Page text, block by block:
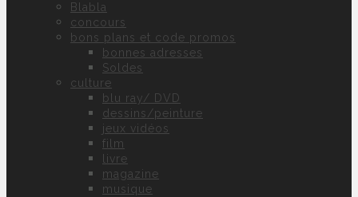
Blabla
concours
bons plans et code promos
bonnes adresses
Soldes
culture
blu ray/ DVD
dessins/peinture
jeux vidéos
film
livre
magazine
musique